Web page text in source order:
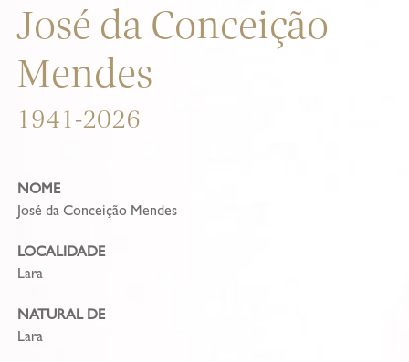
José da Conceição
Mendes
1941-2026
NOME
José da Conceição Mendes
LOCALIDADE
Lara
NATURAL DE
Lara